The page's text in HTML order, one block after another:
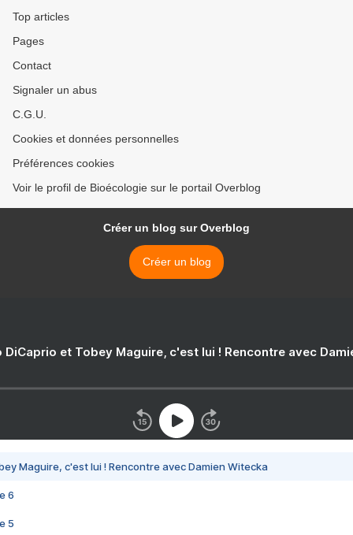
Top articles
Pages
Contact
Signaler un abus
C.G.U.
Cookies et données personnelles
Préférences cookies
Voir le profil de Bioécologie sur le portail Overblog
Créer un blog sur Overblog
Créer un blog
DiCaprio et Tobey Maguire, c'est lui ! Rencontre avec
Maguire, c'est lui ! Rencontre avec Damien Witecka
6
5